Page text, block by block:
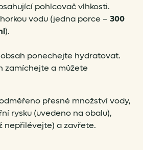
pohlcovač vlhkosti.
vodu (jedna porce – 300
).
ponechejte hydratovat.
zamíchejte a můžete
přesné množství vody,
rysku (uvedeno na obalu),
nepřilévejte) a zavřete.